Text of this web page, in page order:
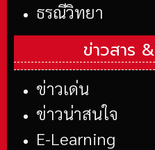
ธรณีวิทยา
ข่าวสาร &
ข่าวเด่น
ข่าวน่าสนใจ
E-Learning